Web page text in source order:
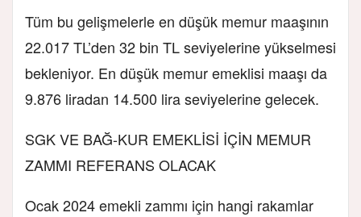
Tüm bu gelişmelerle en düşük memur maaşının
22.017 TL’den 32 bin TL seviyelerine yükselmesi
bekleniyor. En düşük memur emeklisi maaşı da
9.876 liradan 14.500 lira seviyelerine gelecek.
SGK VE BAĞ-KUR EMEKLİSİ İÇİN MEMUR
ZAMMI REFERANS OLACAK
Ocak 2024 emekli zammı için hangi rakamlar